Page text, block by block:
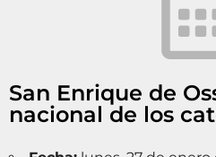
San Enrique de
nacional de los